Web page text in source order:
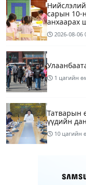
сарын 10-
анхаарах
2026-08-06
1 цагийн
Татварын
үүдийн
10 цагийн
үүлтэй